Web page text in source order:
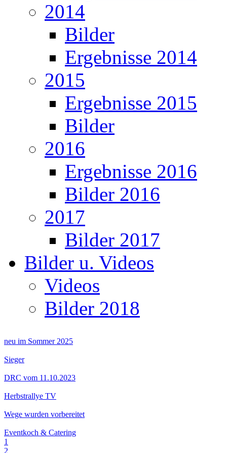
2014
Bilder
Ergebnisse 2014
2015
Ergebnisse 2015
Bilder
2016
Ergebnisse 2016
Bilder 2016
2017
Bilder 2017
Bilder u. Videos
Videos
Bilder 2018
neu im Sommer 2025
Sieger
DRC vom 11.10.2023
Herbstrallye TV
Wege wurden vorbereitet
Eventkoch & Catering
1
2